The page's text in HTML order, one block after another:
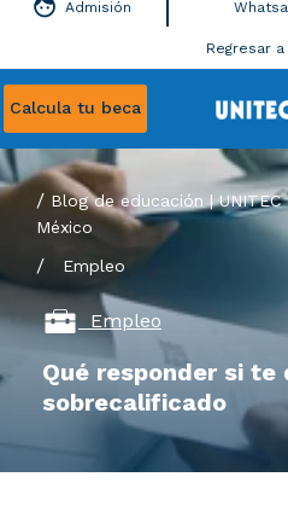
Calcula tu beca
Admisión
Regresar a
Blog de educación |
México
/ Empleo
Empleo
Qué responder si
sobrecalificado